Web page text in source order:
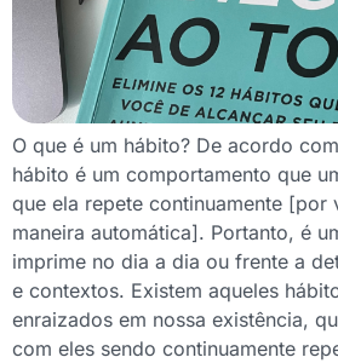
O que é um hábito? De acordo
hábito é um comportamento que
que ela repete continuamente [por
maneira automática]. Portanto, é
imprime no dia a dia ou frente a
e contextos. Existem aqueles
enraizados em nossa existência,
com eles sendo continuamente